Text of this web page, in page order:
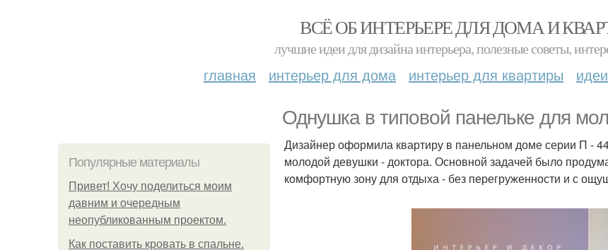
ВСЁ ОБ ИНТЕРЬЕРЕ ДЛЯ ДОМА И
лучшие идеи для дизайна интерьера, полезные советы,
главная интерьер для дома интерьер для квартиры
Однушка в типовой панельке для
Популярные материалы
Привет! Хочу поделиться моим
давним и очередным
неопубликованным проектом.
Как поставить кровать в спальне.
Дизайнер оформила квартиру в панельном доме серии П -
молодой девушки - доктора. Основной задачей было
комфортную зону для отдыха - без перегруженности и с